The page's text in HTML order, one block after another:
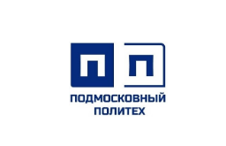
содержимому